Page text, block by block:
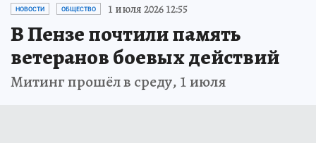
НОВОСТИ ОБЩЕСТВО 1 июля 2026 12:55
В Пензе почтили память
ветеранов боевых действий
Митинг прошёл в среду, 1 июля